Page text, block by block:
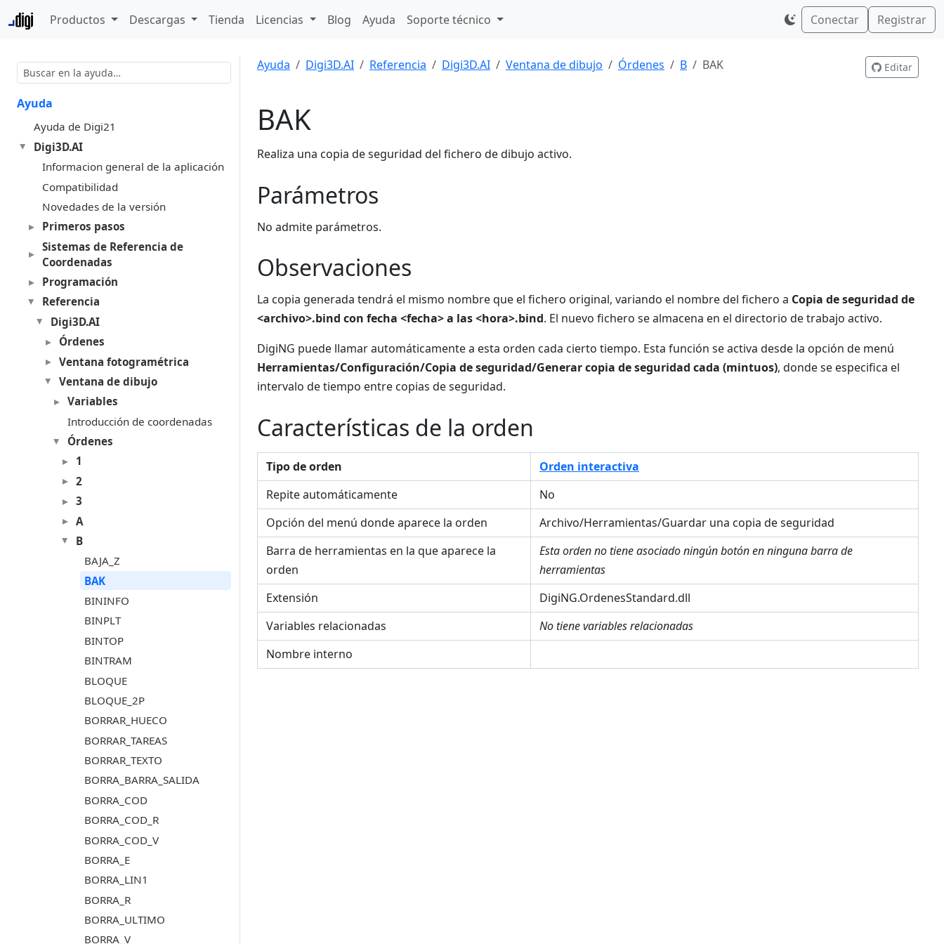
Productos Descargas Tienda Licencias Blog Ayuda Soporte técnico Conectar Registrar
Ayuda
Ayuda de Digi21
Digi3D.AI
Informacion general de la aplicación
Compatibilidad
Novedades de la versión
Primeros pasos
Sistemas de Referencia de
Coordenadas
Programación
Referencia
Digi3D.AI
Órdenes
Ventana fotogramétrica
Ventana de dibujo
Variables
Introducción de coordenadas
Órdenes
1
2
3
A
B
BAJA_Z
BAK
BININFO
BINPLT
BINTOP
BINTRAM
BLOQUE
BLOQUE_2P
BORRAR_HUECO
BORRAR_TAREAS
BORRAR_TEXTO
BORRA_BARRA_SALIDA
BORRA_COD
BORRA_COD_R
BORRA_COD_V
BORRA_E
BORRA_LIN1
BORRA_R
BORRA_ULTIMO
BORRA_V
Ayuda Digi3D.AI Referencia Digi3D.AI Ventana de dibujo Órdenes B BAK Editar
BAK
Realiza una copia de seguridad del fichero de dibujo activo.
Parámetros
No admite parámetros.
Observaciones
La copia generada tendrá el mismo nombre que el fichero original, variando el nombre del fichero a Copia de seguridad de
<archivo>.bind con fecha <fecha> a las <hora>.bind. El nuevo fichero se almacena en el directorio de trabajo activo.
DigiNG puede llamar automáticamente a esta orden cada cierto tiempo. Esta función se activa desde la opción de menú
Herramientas/Configuración/Copia de seguridad/Generar copia de seguridad cada (mintuos), donde se especifica el
intervalo de tiempo entre copias de seguridad.
Características de la orden
Tipo de orden
Orden interactiva
Repite automáticamente
No
Opción del menú donde aparece la orden
Archivo/Herramientas/Guardar una copia de seguridad
Barra de herramientas en la que aparece la
orden
Esta orden no tiene asociado ningún botón en ninguna barra de
herramientas
Extensión
DigiNG.OrdenesStandard.dll
Variables relacionadas
No tiene variables relacionadas
Nombre interno